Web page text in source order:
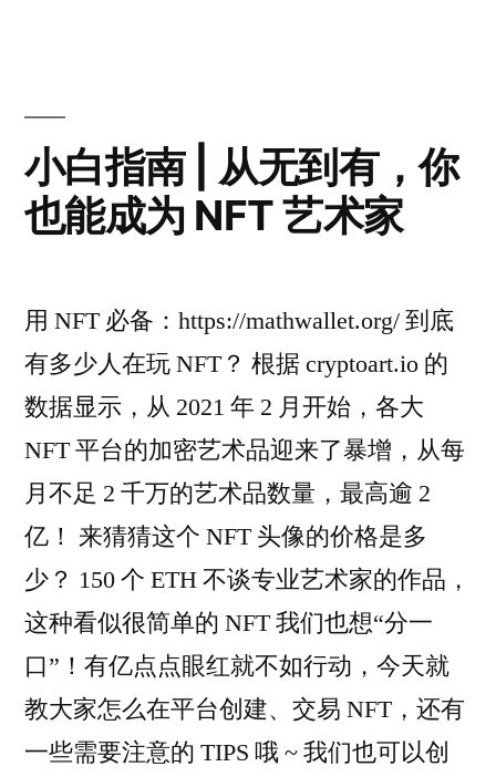
小白指南 | 从无到有，你
也能成为 NFT 艺术家
用 NFT 必备：https://mathwallet.org/ 到底
有多少人在玩 NFT？ 根据 cryptoart.io 的
数据显示，从 2021 年 2 月开始，各大
NFT 平台的加密艺术品迎来了暴增，从每
月不足 2 千万的艺术品数量，最高逾 2
亿！ 来猜猜这个 NFT 头像的价格是多
少？ 150 个 ETH 不谈专业艺术家的作品，
这种看似很简单的 NFT 我们也想“分一
口”！有亿点点眼红就不如行动，今天就
教大家怎么在平台创建、交易 NFT，还有
一些需要注意的 TIPS 哦 ~ 我们也可以创